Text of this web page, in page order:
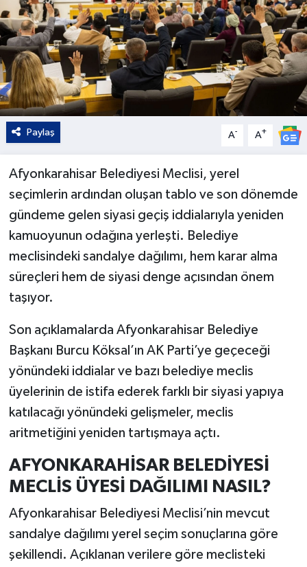
Paylaş A- A+
Afyonkarahisar Belediyesi Meclisi, yerel
seçimlerin ardından oluşan tablo ve son dönemde
gündeme gelen siyasi geçiş iddialarıyla yeniden
kamuoyunun odağına yerleşti. Belediye
meclisindeki sandalye dağılımı, hem karar alma
süreçleri hem de siyasi denge açısından önem
taşıyor.
Son açıklamalarda Afyonkarahisar Belediye
Başkanı Burcu Köksal’ın AK Parti’ye geçeceği
yönündeki iddialar ve bazı belediye meclis
üyelerinin de istifa ederek farklı bir siyasi yapıya
katılacağı yönündeki gelişmeler, meclis
aritmetiğini yeniden tartışmaya açtı.
AFYONKARAHİSAR BELEDİYESİ
MECLİS ÜYESİ DAĞILIMI NASIL?
Afyonkarahisar Belediyesi Meclisi’nin mevcut
sandalye dağılımı yerel seçim sonuçlarına göre
şekillendi. Açıklanan verilere göre meclisteki